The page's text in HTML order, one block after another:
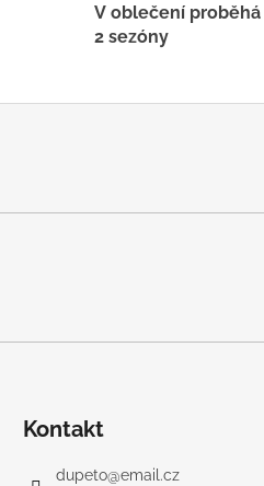
V oblečení
2 sezóny
Kontakt
dupeto@email.cz